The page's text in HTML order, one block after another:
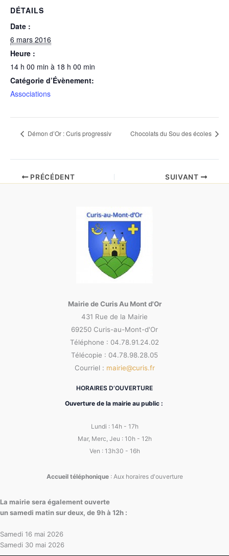
DÉTAILS
Date :
6 mars 2016
Heure :
14 h 00 min à 18 h 00 min
Catégorie d’Évènement:
Associations
Démon d’Or : Curis progressiv Chocolats du Sou des écoles
PRÉCÉDENT SUIVANT
Mairie de Curis Au Mont d'Or
431 Rue de la Mairie
69250 Curis-au-Mont-d'Or
Téléphone : 04.78.91.24.02
Télécopie : 04.78.98.28.05
Courriel : mairie@curis.fr
HORAIRES D’OUVERTURE
Ouverture de la mairie au public :
Lundi : 14h - 17h
Mar, Merc, Jeu : 10h - 12h
Ven : 13h30 - 16h
Accueil téléphonique: Aux horaires d'ouverture
La mairie sera également ouverte
un samedi matin sur deux, de 9h à 12h :
Samedi 16 mai 2026
Samedi 30 mai 2026